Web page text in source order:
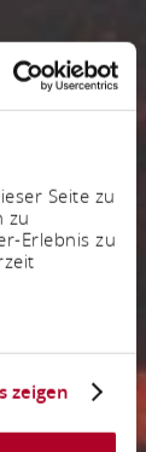
Seite zu
zu
Erlebnis zu
zeigen